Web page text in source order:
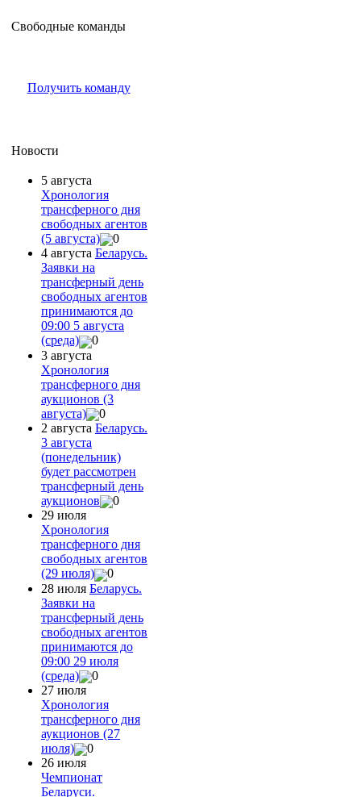
Свободные команды
Получить команду
Новости
5 августа
Хронология
трансферного дня
свободных агентов
(5 августа)
0
4 августа Беларусь.
Заявки на
трансферный день
свободных агентов
принимаются до
09:00 5 августа
(среда)
0
3 августа
Хронология
трансферного дня
аукционов (3
августа)
0
2 августа Беларусь.
3 августа
(понедельник)
будет рассмотрен
трансферный день
аукционов
0
29 июля
Хронология
трансферного дня
свободных агентов
(29 июля)
0
28 июля Беларусь.
Заявки на
трансферный день
свободных агентов
принимаются до
09:00 29 июля
(среда)
0
27 июля
Хронология
трансферного дня
аукционов (27
июля)
0
26 июля
Чемпионат
Беларуси.